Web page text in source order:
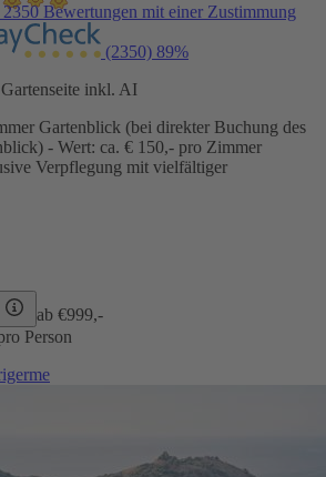
Bewertungen mit einer Zustimmung
(2350) 89%
inkl. AI
Gartenblick (bei direkter Buchung des
- Wert: ca. € 150,- pro Zimmer
Verpflegung mit vielfältiger
ab €999,-
Person